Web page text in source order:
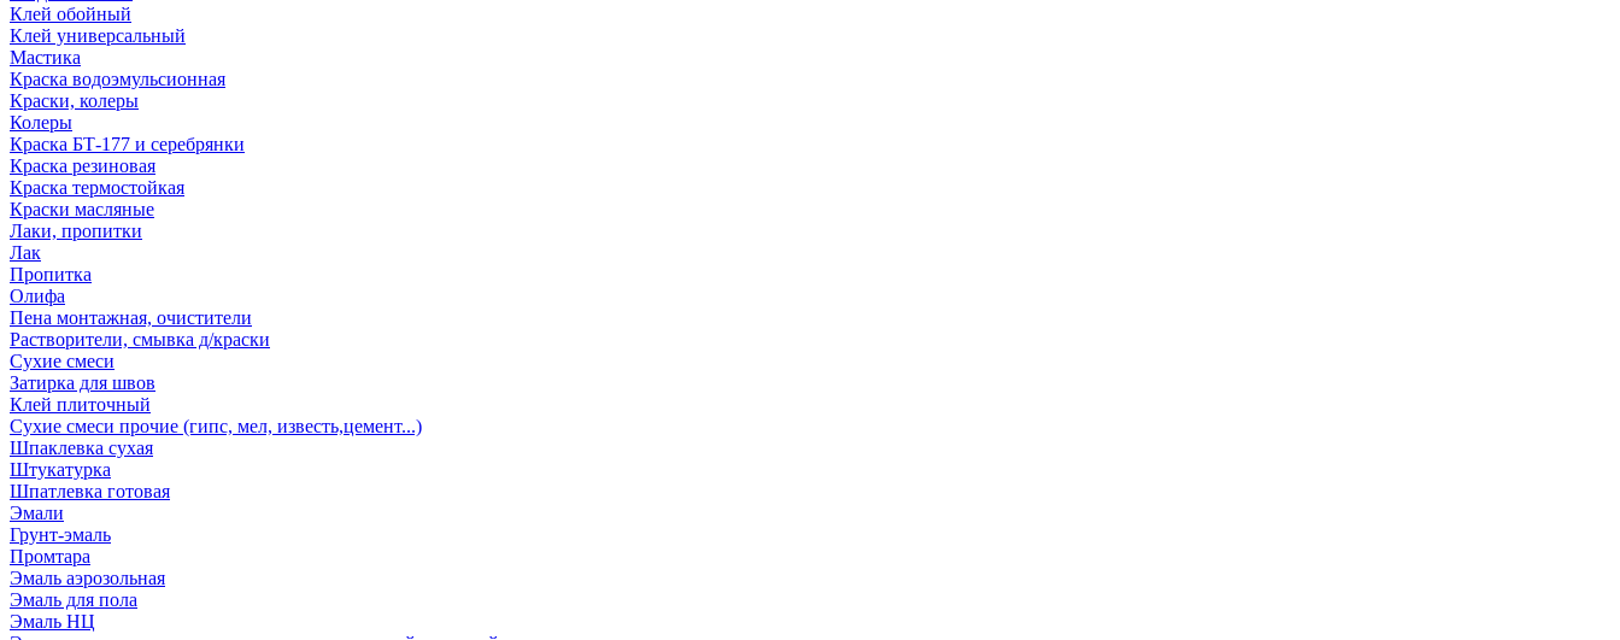
Клей обойный
Клей универсальный
Мастика
Краска водоэмульсионная
Краски, колеры
Колеры
Краска БТ-177 и серебрянки
Краска резиновая
Краска термостойкая
Краски масляные
Лаки, пропитки
Лак
Пропитка
Олифа
Пена монтажная, очистители
Растворители, смывка д/краски
Сухие смеси
Затирка для швов
Клей плиточный
Сухие смеси прочие (гипс, мел, известь,цемент...)
Шпаклевка сухая
Штукатурка
Шпатлевка готовая
Эмали
Грунт-эмаль
Промтара
Эмаль аэрозольная
Эмаль для пола
Эмаль НЦ